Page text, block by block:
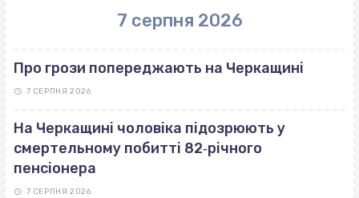
7 серпня 2026
Про грози попереджають на Черкащині
7 СЕРПНЯ 2026
На Черкащині чоловіка підозрюють у
смертельному побитті 82‐річного
пенсіонера
7 СЕРПНЯ 2026